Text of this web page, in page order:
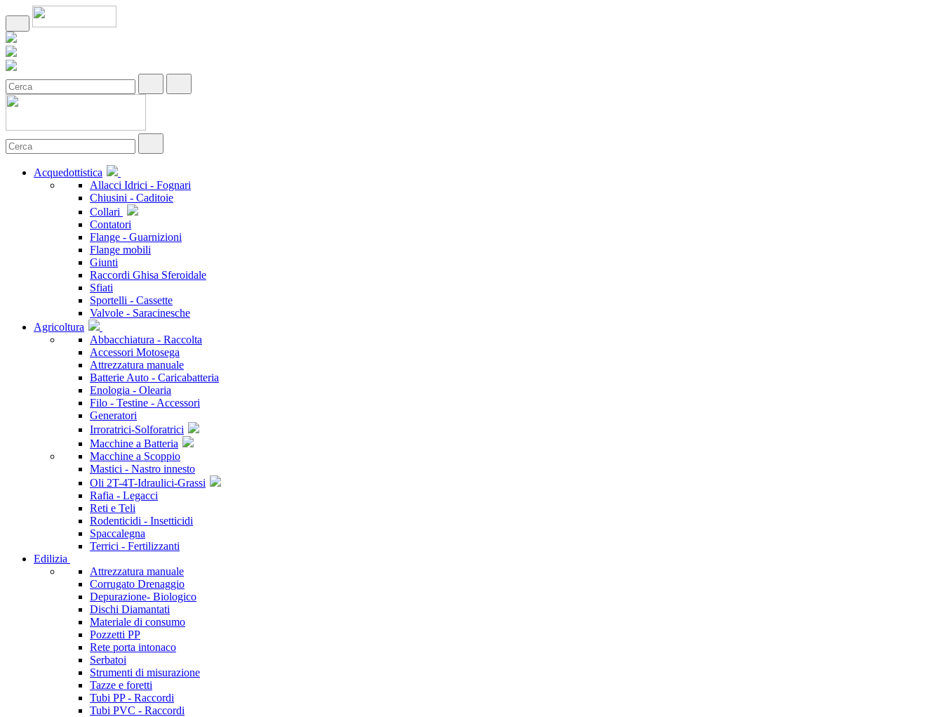
Acquedottistica
Allacci Idrici - Fognari
Chiusini - Caditoie
Collari
Contatori
Flange - Guarnizioni
Flange mobili
Giunti
Raccordi Ghisa Sferoidale
Sfiati
Sportelli - Cassette
Valvole - Saracinesche
Agricoltura
Abbacchiatura - Raccolta
Accessori Motosega
Attrezzatura manuale
Batterie Auto - Caricabatteria
Enologia - Olearia
Filo - Testine - Accessori
Generatori
Irroratrici-Solforatrici
Macchine a Batteria
Macchine a Scoppio
Mastici - Nastro innesto
Oli 2T-4T-Idraulici-Grassi
Rafia - Legacci
Reti e Teli
Rodenticidi - Insetticidi
Spaccalegna
Terrici - Fertilizzanti
Edilizia
Attrezzatura manuale
Corrugato Drenaggio
Depurazione- Biologico
Dischi Diamantati
Materiale di consumo
Pozzetti PP
Rete porta intonaco
Serbatoi
Strumenti di misurazione
Tazze e foretti
Tubi PP - Raccordi
Tubi PVC - Raccordi